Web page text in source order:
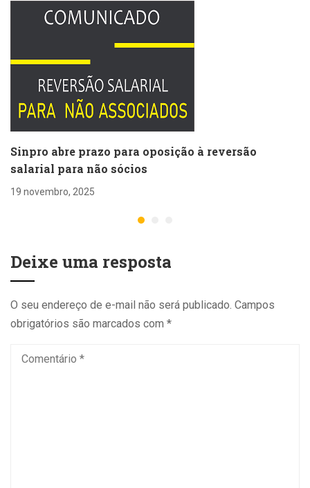
Sinpro abre prazo para oposição à reversão
salarial para não sócios
19 novembro, 2025
Deixe uma resposta
O seu endereço de e-mail não será publicado. Campos
obrigatórios são marcados com *